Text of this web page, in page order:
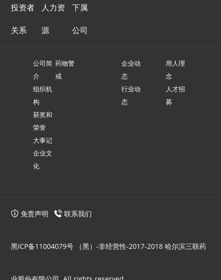
投资者
关系
人力资
源
下属
公司
公司简
介
组织机
构
获奖和
荣誉
大事记
企业文
化
药物警
戒
企业动
态
行业动
态
用人理
念
人才招
募
免责声明 联系我们
黑ICP备11004079号 （黑）-非经营性-2017-2018 哈尔滨三联药